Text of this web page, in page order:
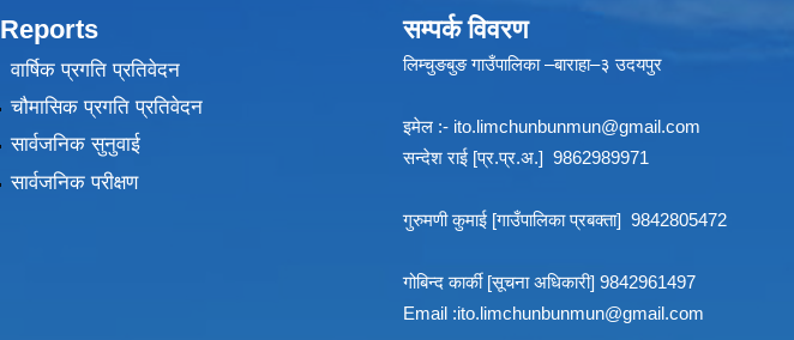
Reports
वार्षिक प्रगति प्रतिवेदन
चौमासिक प्रगति प्रतिवेदन
सार्वजनिक सुनुवाई
सार्वजनिक परीक्षण
सम्पर्क विवरण
लिम्चुङबुङ गाउँपालिका –बाराहा–३ उदयपुर
इमेल :- ito.limchunbunmun@gmail.com
सन्देश राई [प्र.प्र.अ.] 9862989971
गुरुमणी कुमाई [गाउँपालिका प्रबक्ता] 9842805472
गोबिन्द कार्की [सूचना अधिकारी] 9842961497
Email :ito.limchunbunmun@gmail.com